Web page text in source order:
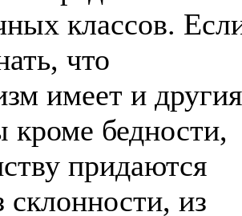
классов.
что
имеет и другия
кроме бедности,
придаются
склонности, из